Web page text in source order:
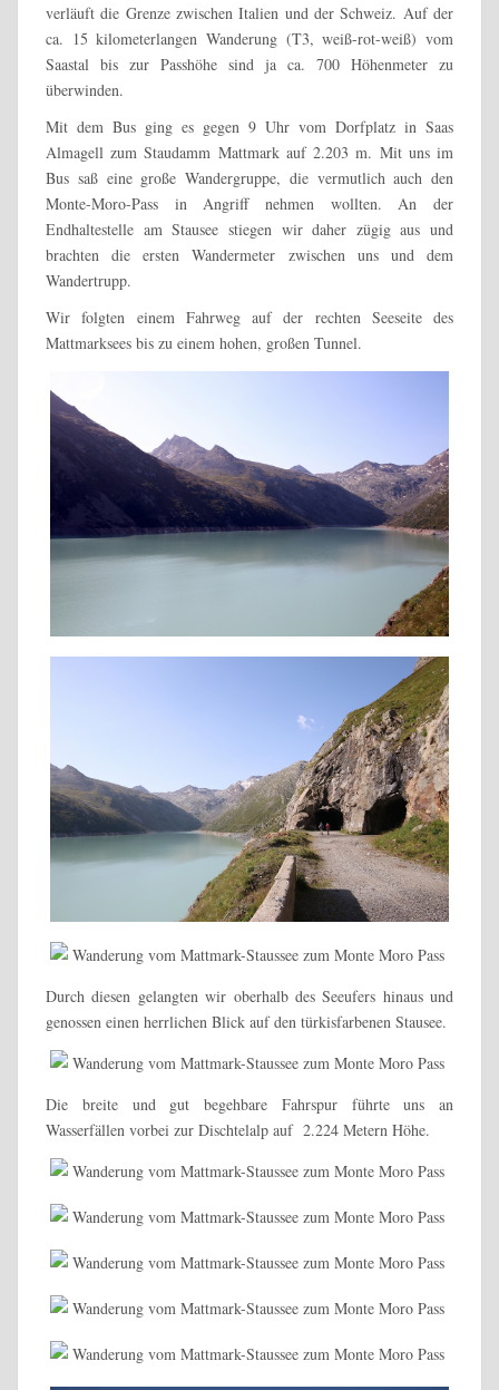
verläuft die Grenze zwischen Italien und der Schweiz. Auf der
ca. 15 kilometerlangen Wanderung (T3, weiß-rot-weiß) vom
Saastal bis zur Passhöhe sind ja ca. 700 Höhenmeter zu
überwinden.
Mit dem Bus ging es gegen 9 Uhr vom Dorfplatz in Saas
Almagell zum Staudamm Mattmark auf 2.203 m. Mit uns im
Bus saß eine große Wandergruppe, die vermutlich auch den
Monte-Moro-Pass in Angriff nehmen wollten. An der
Endhaltestelle am Stausee stiegen wir daher zügig aus und
brachten die ersten Wandermeter zwischen uns und dem
Wandertrupp.
Wir folgten einem Fahrweg auf der rechten Seeseite des
Mattmarksees bis zu einem hohen, großen Tunnel.
Durch diesen gelangten wir oberhalb des Seeufers hinaus und
genossen einen herrlichen Blick auf den türkisfarbenen Stausee.
Die breite und gut begehbare Fahrspur führte uns an
Wasserfällen vorbei zur Dischtelalp auf 2.224 Metern Höhe.